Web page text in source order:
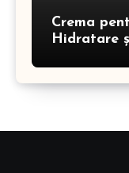
Crema
Hidratare